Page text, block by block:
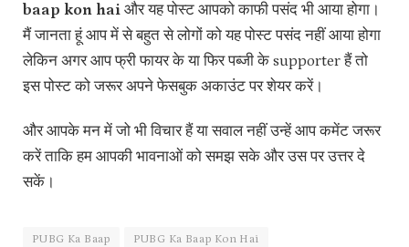
baap kon hai और यह पोस्ट आपको काफी पसंद भी आया होगा।
मैं जानता हूं आप में से बहुत से लोगों को यह पोस्ट पसंद नहीं आया होगा
लेकिन अगर आप फ्री फायर के या फिर पब्जी के supporter हैं तो
इस पोस्ट को जरूर अपने फेसबुक अकाउंट पर शेयर करें।
और आपके मन में जो भी विचार हैं या सवाल नहीं उन्हें आप कमेंट जरूर
करें ताकि हम आपकी भावनाओं को समझ सके और उस पर उत्तर दे
सकें।
PUBG Ka Baap PUBG Ka Baap Kon Hai